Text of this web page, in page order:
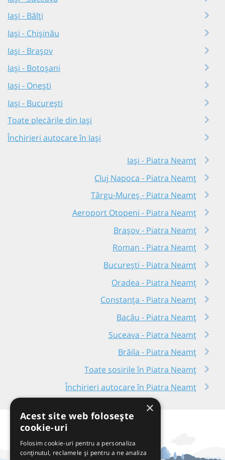
Iași - Bălți
Iași - Chișinău
Iași - Brașov
Iași - Botoșani
Iași - Onești
Iași - București
Toate plecările din Iași
Închirieri autocare în Iași
Iași - Piatra Neamț
Cluj Napoca - Piatra Neamț
Târgu-Mureș - Piatra Neamț
Aeroport Otopeni - Piatra Neamț
Brașov - Piatra Neamț
Roman - Piatra Neamț
București - Piatra Neamț
Oradea - Piatra Neamț
Constanța - Piatra Neamț
Bacău - Piatra Neamț
Suceava - Piatra Neamț
Brăila - Piatra Neamț
Toate sosirile în Piatra Neamț
Închirieri autocare în Piatra Neamț
×
Acest site web folosește
cookie-uri
Folosim cookie-uri pentru a personaliza
conținutul, reclamele și pentru a ne analiza